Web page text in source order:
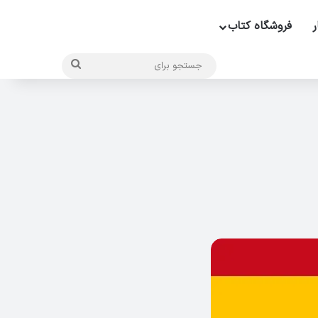
فروشگاه کتاب
جستجو